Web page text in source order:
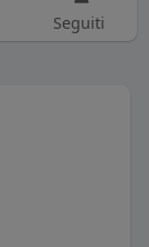
Seguiti